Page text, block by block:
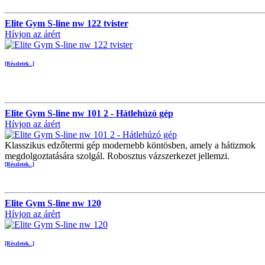
Elite Gym S-line nw 122 tvister
Hívjon az árért
[Részletek...]
Elite Gym S-line nw 101 2 - Hátlehúzó gép
Hívjon az árért
Klasszikus edzőtermi gép modernebb köntösben, amely a hátizmok
megdolgoztatására szolgál. Robosztus vázszerkezet jellemzi.
[Részletek...]
Elite Gym S-line nw 120
Hívjon az árért
[Részletek...]